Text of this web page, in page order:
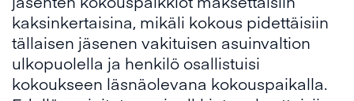
kaksinkertaisina, mikäli kokous pidettäisiin
tällaisen jäsenen vakituisen asuinvaltion
ulkopuolella ja henkilö osallistuisi
kokoukseen läsnäolevana kokouspaikalla.